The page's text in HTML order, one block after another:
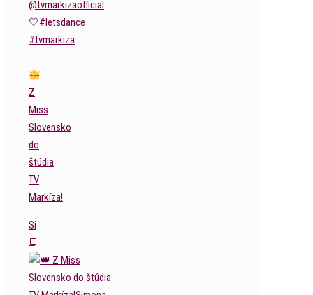
Z
Miss
Slovensko
do
štúdia
TV
Markíza!
Si